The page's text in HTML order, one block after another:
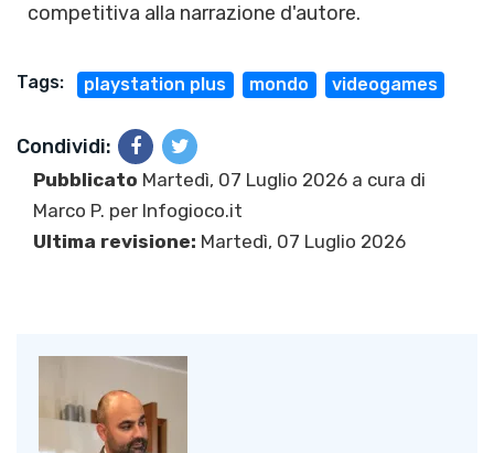
competitiva alla narrazione d'autore.
Tags: playstation plus mondo videogames
Condividi:
Pubblicato Martedì, 07 Luglio 2026 a cura di
Marco P. per Infogioco.it
Ultima revisione: Martedì, 07 Luglio 2026